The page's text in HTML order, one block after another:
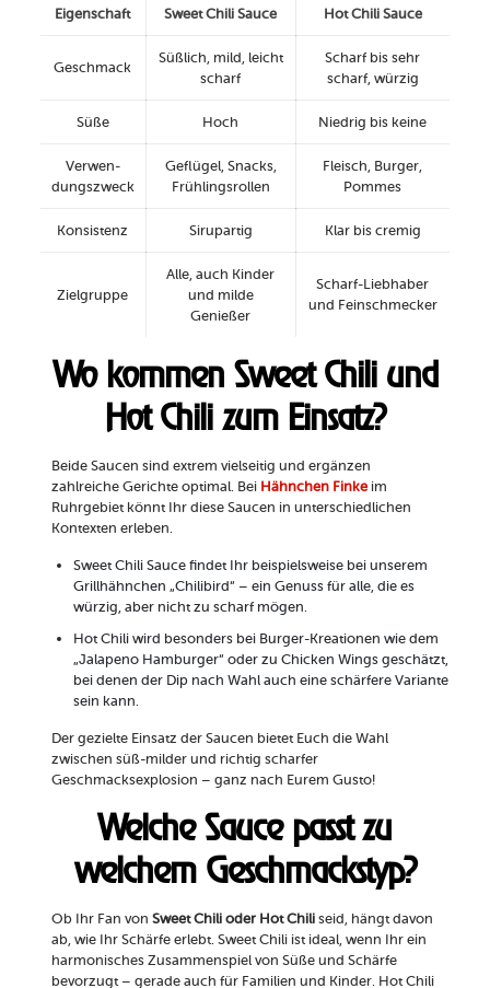
Eigenschaft Sweet Chili Sauce Hot Chili Sauce
Geschmack
Süßlich, mild, leicht
scharf
Scharf bis sehr
scharf, würzig
Süße Hoch Niedrig bis keine
Verwen-
dungszweck
Geflügel, Snacks,
Frühlingsrollen
Fleisch, Burger,
Pommes
Konsistenz Sirupartig Klar bis cremig
Zielgruppe
Alle, auch Kinder
und milde
Genießer
Scharf-Liebhaber
und Feinschmecker
Wo kommen Sweet Chili und
Hot Chili zum Einsatz?
Beide Saucen sind extrem vielseitig und ergänzen
zahlreiche Gerichte optimal. Bei Hähnchen Finkeim
Ruhrgebiet könnt Ihr diese Saucen in unterschiedlichen
Kontexten erleben.
Sweet Chili Sauce findet Ihr beispielsweise bei unserem
Grillhähnchen „Chilibird“ – ein Genuss für alle, die es
würzig, aber nicht zu scharf mögen.
Hot Chili wird besonders bei Burger-Kreationen wie dem
„Jalapeno Hamburger“ oder zu Chicken Wings geschätzt,
bei denen der Dip nach Wahl auch eine schärfere Variante
sein kann.
Der gezielte Einsatz der Saucen bietet Euch die Wahl
zwischen süß-milder und richtig scharfer
Geschmacksexplosion – ganz nach Eurem Gusto!
Welche Sauce passt zu
welchem Geschmackstyp?
Ob Ihr Fan von Sweet Chili oder Hot Chiliseid, hängt davon
ab, wie Ihr Schärfe erlebt. Sweet Chili ist ideal, wenn Ihr ein
harmonisches Zusammenspiel von Süße und Schärfe
bevorzugt – gerade auch für Familien und Kinder. Hot Chili